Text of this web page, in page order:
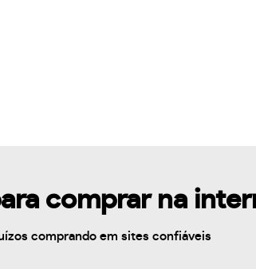
comprar na
comprando em sites confiáveis